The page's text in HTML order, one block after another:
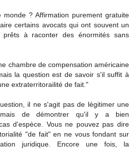
? Affirmation purement gratuite
certains avocats qui ont souvent un
prêts à raconter des énormités sans
chambre de compensation américaine
la question est de savoir s'il suffit à
extraterritorailité de fait."
il ne s'agit pas de légitimer une
mais de démontrer qu'il y a bien
d'espèce. Vous ne pouvez pas dire
"de fait" en ne vous fondant sur
juridique. Encore une fois, la